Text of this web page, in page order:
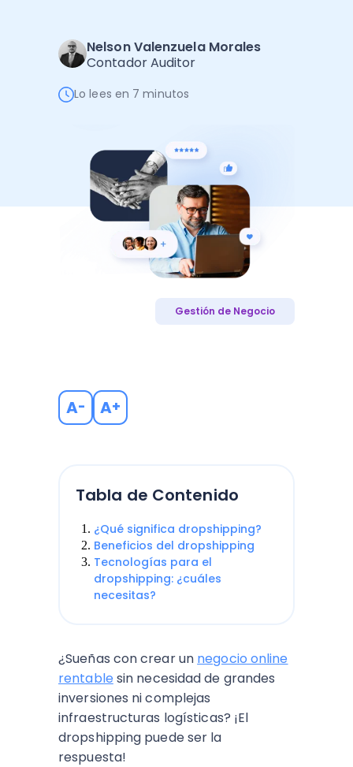
Ver todo
Ver Todo
Nelson Valenzuela Morales
Contador Auditor
Lo lees en 7 minutos
Gestión de Negocio
A- A+
Tabla de Contenido
¿Qué significa dropshipping?
Beneficios del dropshipping
Tecnologías para el
dropshipping: ¿cuáles
necesitas?
¿Sueñas con crear un negocio online
rentable sin necesidad de grandes
inversiones ni complejas
infraestructuras logísticas? ¡El
dropshipping puede ser la
respuesta!